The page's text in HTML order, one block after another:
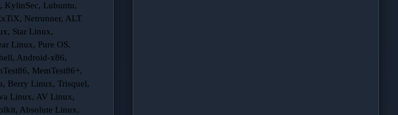
KylinSec, Lubuntu,
Netrunner, ALT
Star Linux,
Linux, Pure OS,
Android-x86,
MemTest86+,
Berry Linux, Trisquel,
Linux, AV Linux,
Absolute Linux,